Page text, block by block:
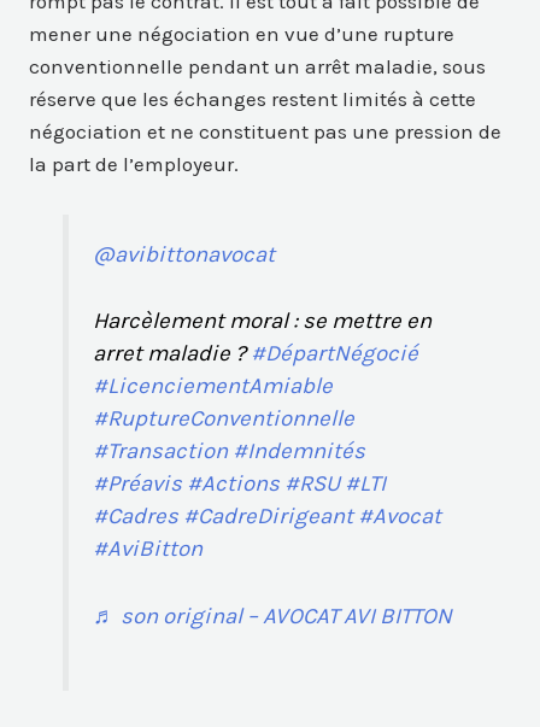
mener une négociation en vue d’une rupture
conventionnelle pendant un arrêt maladie, sous
réserve que les échanges restent limités à cette
négociation et ne constituent pas une pression de
la part de l’employeur.
@avibittonavocat
Harcèlement moral : se mettre en
arret maladie ?#DépartNégocié
#LicenciementAmiable
#RuptureConventionnelle
#Transaction #Indemnités
#Préavis #Actions #RSU #LTI
#Cadres #CadreDirigeant #Avocat
#AviBitton
♬ son original – AVOCAT AVI BITTON